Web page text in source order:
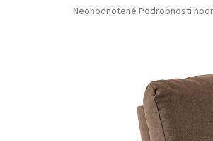
Priemerné
Neohodnotené Podrobnosti